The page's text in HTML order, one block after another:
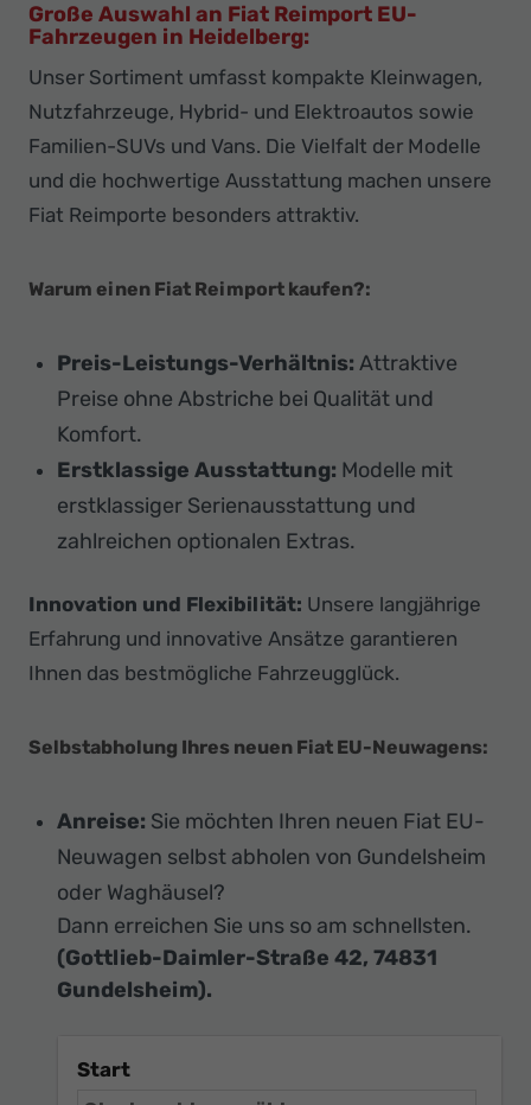
Große Auswahl an Fiat Reimport EU-
Fahrzeugen in Heidelberg:
Unser Sortiment umfasst kompakte Kleinwagen,
Nutzfahrzeuge, Hybrid- und Elektroautos sowie
Familien-SUVs und Vans. Die Vielfalt der Modelle
und die hochwertige Ausstattung machen unsere
Fiat Reimporte besonders attraktiv.
Warum einen Fiat Reimport kaufen?:
Preis-Leistungs-Verhältnis: Attraktive
Preise ohne Abstriche bei Qualität und
Komfort.
Erstklassige Ausstattung: Modelle mit
erstklassiger Serienausstattung und
zahlreichen optionalen Extras.
Innovation und Flexibilität: Unsere langjährige
Erfahrung und innovative Ansätze garantieren
Ihnen das bestmögliche Fahrzeugglück.
Selbstabholung Ihres neuen Fiat EU-Neuwagens:
Anreise: Sie möchten Ihren neuen Fiat EU-
Neuwagen selbst abholen von Gundelsheim
oder Waghäusel?
Dann erreichen Sie uns so am schnellsten.
(Gottlieb-Daimler-Straße 42, 74831
Gundelsheim).
Start